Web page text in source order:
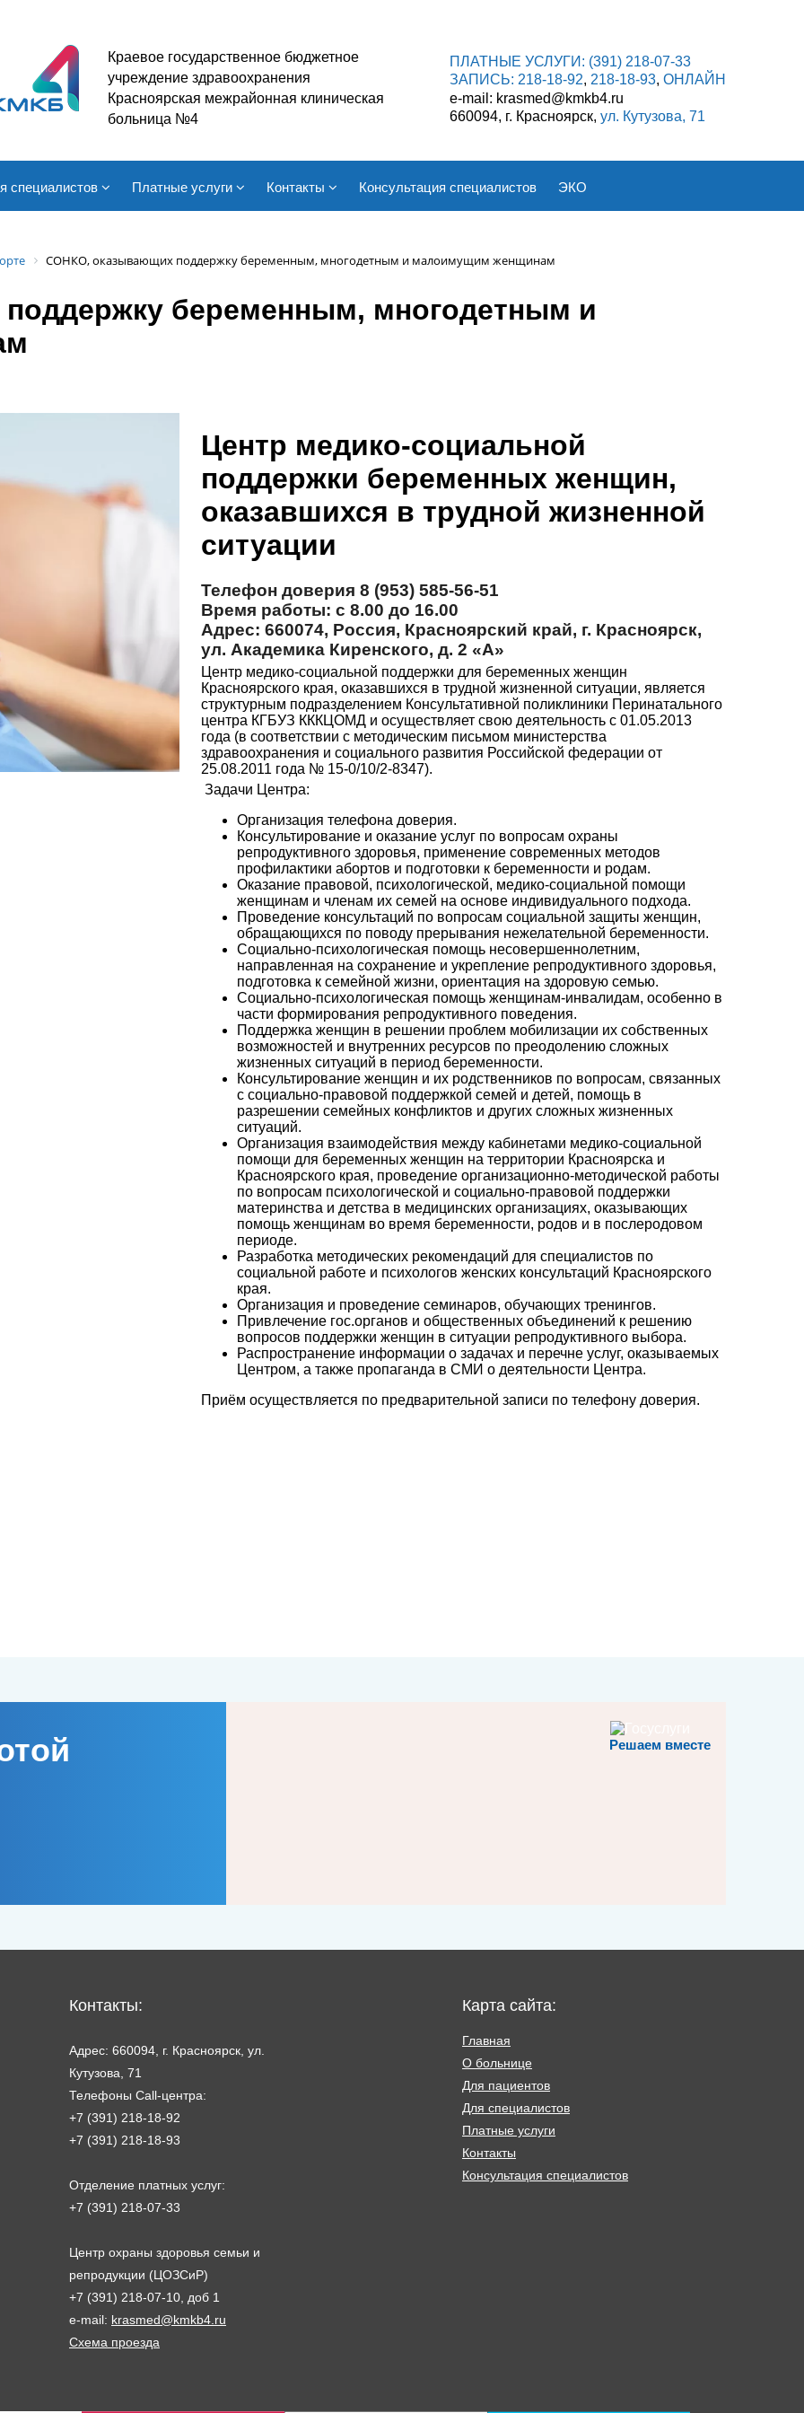
Краевое государственное бюджетное
учреждение здравоохранения
Красноярская межрайонная клиническая
больница №4
ПЛАТНЫЕ УСЛУГИ: (391) 218-07-33
ЗАПИСЬ: 218-18-92, 218-18-93, ОНЛАЙН
e-mail: krasmed@kmkb4.ru
660094, г. Красноярск, ул. Кутузова, 71
специалистов Платные услуги Контакты Консультация специалистов ЭКО
СОНКО, оказывающих поддержку беременным, многодетным и малоимущим женщинам
беременным, многодетным и
Центр медико-социальной
поддержки беременных женщин,
оказавшихся в трудной жизненной
ситуации
Телефон доверия 8 (953) 585-56-51
Время работы: с 8.00 до 16.00
Адрес: 660074, Россия, Красноярский край, г. Красноярск,
ул. Академика Киренского, д. 2 «А»
Центр медико-социальной поддержки для беременных женщин
Красноярского края, оказавшихся в трудной жизненной ситуации, является
структурным подразделением Консультативной поликлиники Перинатального
центра КГБУЗ КККЦОМД и осуществляет свою деятельность с 01.05.2013
года (в соответствии с методическим письмом министерства
здравоохранения и социального развития Российской федерации от
25.08.2011 года № 15-0/10/2-8347).
Задачи Центра:
Организация телефона доверия.
Консультирование и оказание услуг по вопросам охраны
репродуктивного здоровья, применение современных методов
профилактики абортов и подготовки к беременности и родам.
Оказание правовой, психологической, медико-социальной помощи
женщинам и членам их семей на основе индивидуального подхода.
Проведение консультаций по вопросам социальной защиты женщин,
обращающихся по поводу прерывания нежелательной беременности.
Социально-психологическая помощь несовершеннолетним,
направленная на сохранение и укрепление репродуктивного здоровья,
подготовка к семейной жизни, ориентация на здоровую семью.
Социально-психологическая помощь женщинам-инвалидам, особенно в
части формирования репродуктивного поведения.
Поддержка женщин в решении проблем мобилизации их собственных
возможностей и внутренних ресурсов по преодолению сложных
жизненных ситуаций в период беременности.
Консультирование женщин и их родственников по вопросам, связанных
с социально-правовой поддержкой семей и детей, помощь в
разрешении семейных конфликтов и других сложных жизненных
ситуаций.
Организация взаимодействия между кабинетами медико-социальной
помощи для беременных женщин на территории Красноярска и
Красноярского края, проведение организационно-методической работы
по вопросам психологической и социально-правовой поддержки
материнства и детства в медицинских организациях, оказывающих
помощь женщинам во время беременности, родов и в послеродовом
периоде.
Разработка методических рекомендаций для специалистов по
социальной работе и психологов женских консультаций Красноярского
края.
Организация и проведение семинаров, обучающих тренингов.
Привлечение гос.органов и общественных объединений к решению
вопросов поддержки женщин в ситуации репродуктивного выбора.
Распространение информации о задачах и перечне услуг, оказываемых
Центром, а также пропаганда в СМИ о деятельности Центра.
Приём осуществляется по предварительной записи по телефону доверия.
Решаем вместе
Контакты:
Адрес: 660094, г. Красноярск, ул.
Кутузова, 71
Телефоны Call-центра:
+7 (391) 218-18-92
+7 (391) 218-18-93
Отделение платных услуг:
+7 (391) 218-07-33
Центр охраны здоровья семьи и
репродукции (ЦОЗСиР)
+7 (391) 218-07-10, доб 1
e-mail: krasmed@kmkb4.ru
Схема проезда
Карта сайта:
Главная
О больнице
Для пациентов
Для специалистов
Платные услуги
Контакты
Консультация специалистов